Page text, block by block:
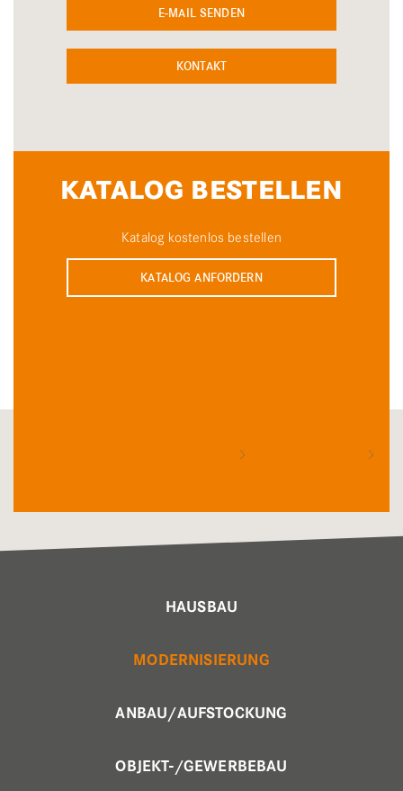
E-MAIL SENDEN
KONTAKT
KATALOG BESTELLEN
Katalog kostenlos bestellen
KATALOG ANFORDERN
HAUSBAU
MODERNISIERUNG
ANBAU/AUFSTOCKUNG
OBJEKT-/GEWERBEBAU